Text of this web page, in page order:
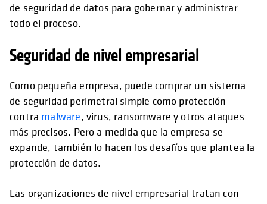
de seguridad de datos para gobernar y administrar
todo el proceso.
Seguridad de nivel empresarial
Como pequeña empresa, puede comprar un sistema
de seguridad perimetral simple como protección
contra malware, virus, ransomware y otros ataques
más precisos. Pero a medida que la empresa se
expande, también lo hacen los desafíos que plantea la
protección de datos.
Las organizaciones de nivel empresarial tratan con